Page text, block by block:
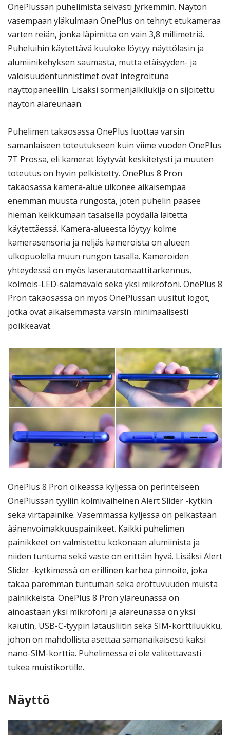
OnePlussan puhelimista selvästi jyrkemmin. Näytön
vasempaan yläkulmaan OnePlus on tehnyt etukameraa
varten reiän, jonka läpimitta on vain 3,8 millimetriä.
Puheluihin käytettävä kuuloke löytyy näyttölasin ja
alumiinikehyksen saumasta, mutta etäisyyden- ja
valoisuudentunnistimet ovat integroituna
näyttöpaneeliin. Lisäksi sormenjälkilukija on sijoitettu
näytön alareunaan.
Puhelimen takaosassa OnePlus luottaa varsin
samanlaiseen toteutukseen kuin viime vuoden OnePlus
7T Prossa, eli kamerat löytyvät keskitetysti ja muuten
toteutus on hyvin pelkistetty. OnePlus 8 Pron
takaosassa kamera-alue ulkonee aikaisempaa
enemmän muusta rungosta, joten puhelin pääsee
hieman keikkumaan tasaisella pöydällä laitetta
käytettäessä. Kamera-alueesta löytyy kolme
kamerasensoria ja neljäs kameroista on alueen
ulkopuolella muun rungon tasalla. Kameroiden
yhteydessä on myös laserautomaattitarkennus,
kolmois-LED-salamavalo sekä yksi mikrofoni. OnePlus 8
Pron takaosassa on myös OnePlussan uusitut logot,
jotka ovat aikaisemmasta varsin minimaalisesti
poikkeavat.
OnePlus 8 Pron oikeassa kyljessä on perinteiseen
OnePlussan tyyliin kolmivaiheinen Alert Slider -kytkin
sekä virtapainike. Vasemmassa kyljessä on pelkästään
äänenvoimakkuuspainikeet. Kaikki puhelimen
painikkeet on valmistettu kokonaan alumiinista ja
niiden tuntuma sekä vaste on erittäin hyvä. Lisäksi Alert
Slider -kytkimessä on erillinen karhea pinnoite, joka
takaa paremman tuntuman sekä erottuvuuden muista
painikkeista. OnePlus 8 Pron yläreunassa on
ainoastaan yksi mikrofoni ja alareunassa on yksi
kaiutin, USB-C-tyypin latausliitin sekä SIM-korttiluukku,
johon on mahdollista asettaa samanaikaisesti kaksi
nano-SIM-korttia. Puhelimessa ei ole valitettavasti
tukea muistikortille.
Näyttö